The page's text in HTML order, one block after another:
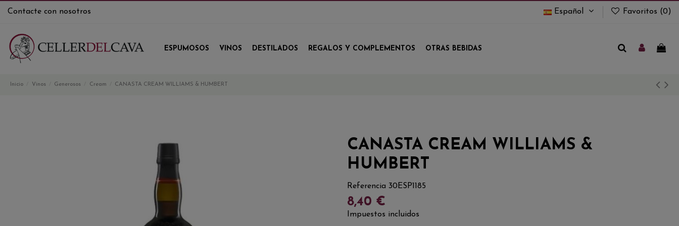
Contacte con nosotros Español Favoritos (0)
ESPUMOSOS VINOS DESTILADOS REGALOS Y COMPLEMENTOS OTRAS BEBIDAS
Inicio Vinos Generosos Cream CANASTA CREAM WILLIAMS & HUMBERT
CANASTA CREAM WILLIAMS &
HUMBERT
Referencia 30ESP1185
8,40 €
Impuestos incluidos